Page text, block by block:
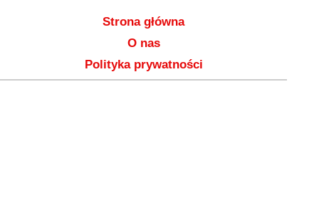
Strona główna
O nas
Polityka prywatności